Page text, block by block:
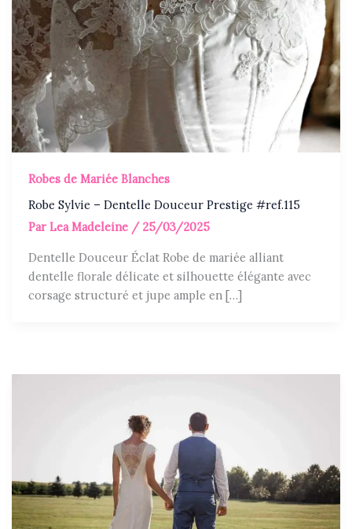
Robes de Mariée Blanches
Robe Sylvie – Dentelle Douceur Prestige #ref.115
ParLea Madeleine / 25/03/2025
Dentelle Douceur Éclat Robe de mariée alliant
dentelle florale délicate et silhouette élégante avec
corsage structuré et jupe ample en […]